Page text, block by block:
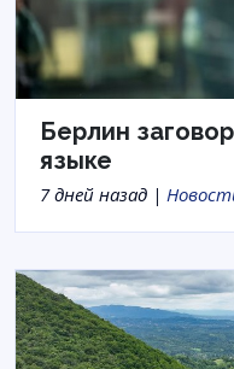
Берлин
языке
7 дней назад |